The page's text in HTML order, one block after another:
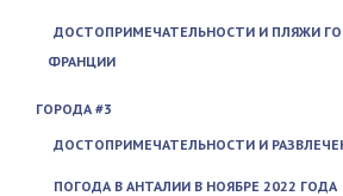
ДОСТОПРИМЕЧАТЕЛЬНОСТИ И ПЛЯЖИ
ФРАНЦИИ
ГОРОДА #3
ДОСТОПРИМЕЧАТЕЛЬНОСТИ И
ПОГОДА В АНТАЛИИ В НОЯБРЕ 2022 ГОДА